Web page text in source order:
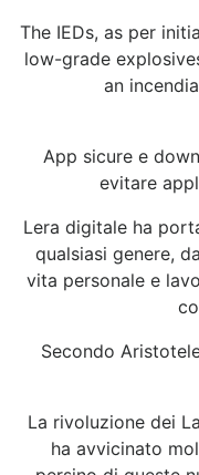
The IEDs, as per
low-grade
an
App sicure e
evitare
Lera digitale ha
qualsiasi genere,
vita personale e
Secondo
La rivoluzione dei
ha avvicinato